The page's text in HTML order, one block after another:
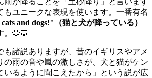
もユニークな表現を使います。一番有名
and dogs!"（猫と犬が降っている）
。🐶🐱
も諸説ありますが、昔のイギリスやアメ
の雨の音や嵐の激しさが、犬と猫がケン
いるように聞こえたから」という説が広